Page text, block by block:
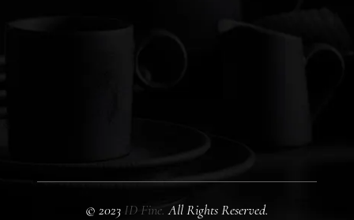
© 2023 ID Fine.All Rights Reserved.